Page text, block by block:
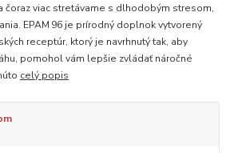
čoraz viac stretávame s dlhodobým stresom,
EPAM 96 je prírodný doplnok vytvorený
receptúr, ktorý je navrhnutý tak, aby
pomohol vám lepšie zvládať náročné
celý popis